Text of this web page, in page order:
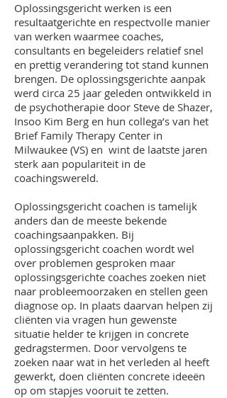
Oplossingsgericht werken is een
resultaatgerichte en respectvolle manier
van werken waarmee coaches,
consultants en begeleiders relatief snel
en prettig verandering tot stand kunnen
brengen. De oplossingsgerichte aanpak
werd circa 25 jaar geleden ontwikkeld in
de psychotherapie door Steve de Shazer,
Insoo Kim Berg en hun collega’s van het
Brief Family Therapy Center in
Milwaukee (VS) en wint de laatste jaren
sterk aan populariteit in de
coachingswereld.
Oplossingsgericht coachen is tamelijk
anders dan de meeste bekende
coachingsaanpakken. Bij
oplossingsgericht coachen wordt wel
over problemen gesproken maar
oplossingsgerichte coaches zoeken niet
naar probleemoorzaken en stellen geen
diagnose op. In plaats daarvan helpen zij
cliënten via vragen hun gewenste
situatie helder te krijgen in concrete
gedragstermen. Door vervolgens te
zoeken naar wat in het verleden al heeft
gewerkt, doen cliënten concrete ideeën
op om stapjes vooruit te zetten.